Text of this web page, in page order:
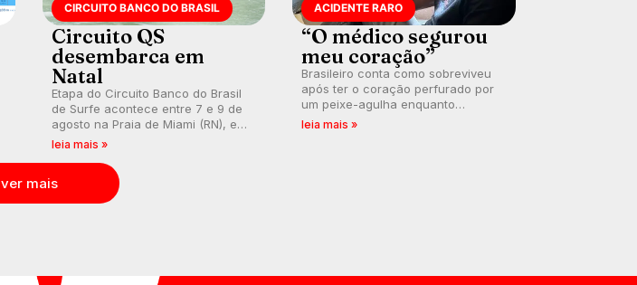
CIRCUITO BANCO DO BRASIL
Circuito QS
desembarca em
Natal
Etapa do Circuito Banco do Brasil
de Surfe acontece entre 7 e 9 de
agosto na Praia de Miami (RN), em
disputas válidas pelo Qualifying
por vagas no Challenger Series.
leia mais »
ACIDENTE RARO
“O médico segurou
meu coração”
Brasileiro conta como sobreviveu
após ter o coração perfurado por
um peixe-agulha enquanto
surfava na Costa Rica.
leia mais »
ver mais